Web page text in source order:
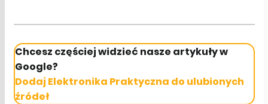
Chcesz częściej widzieć nasze artykuły w
Google?
Dodaj Elektronika Praktyczna do ulubionych
źródeł